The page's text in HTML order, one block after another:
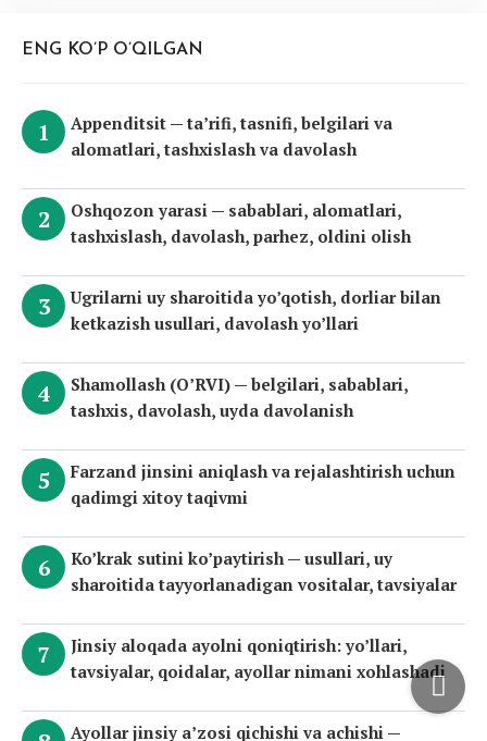
ENG KO’P O’QILGAN
Appenditsit — ta’rifi, tasnifi, belgilari va
alomatlari, tashxislash va davolash
Oshqozon yarasi — sabablari, alomatlari,
tashxislash, davolash, parhez, oldini olish
Ugrilarni uy sharoitida yo’qotish, dorliar bilan
ketkazish usullari, davolash yo’llari
Shamollash (O’RVI) — belgilari, sabablari,
tashxis, davolash, uyda davolanish
Farzand jinsini aniqlash va rejalashtirish uchun
qadimgi xitoy taqivmi
Ko’krak sutini ko’paytirish — usullari, uy
sharoitida tayyorlanadigan vositalar, tavsiyalar
Jinsiy aloqada ayolni qoniqtirish: yo’llari,
tavsiyalar, qoidalar, ayollar nimani xohlashadi
Ayollar jinsiy a’zosi qichishi va achishi —